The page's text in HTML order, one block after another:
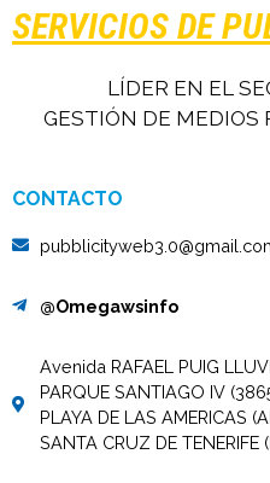
SERVICIOS DE
LÍDER EN EL
GESTIÓN DE MEDIOS
CONTACTO
@Omegawsinfo
Avenida RAFAEL PUIG
PARQUE SANTIAGO IV
PLAYA DE LAS AMERICAS
SANTA CRUZ DE TENERIFE